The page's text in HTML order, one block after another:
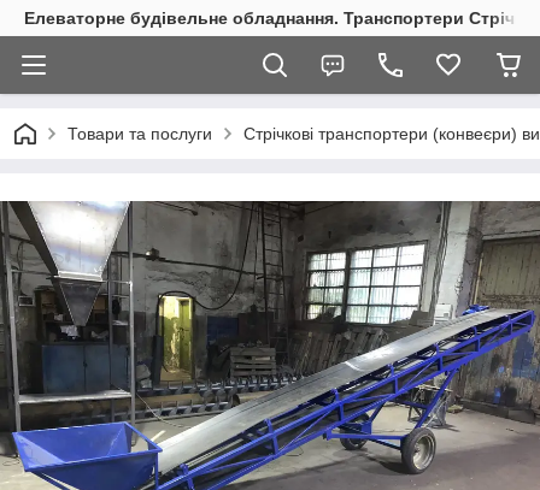
Елеваторне будівельне обладнання. Транспортери
Товари та послуги Стрічкові транспортери (конвеєри)